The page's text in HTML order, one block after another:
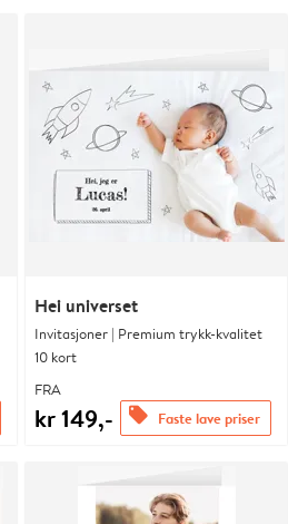
Hei universet
Invitasjoner | Premium trykk-kvalitet
10 kort
FRA
kr 149,- offers Faste lave priser